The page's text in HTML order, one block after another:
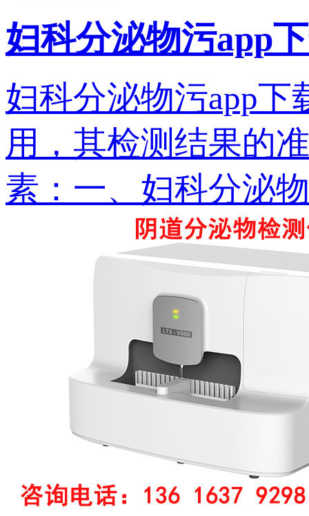
妇科分泌物污app
妇科分泌物污app
用，其检测结果
素：一、妇科分泌